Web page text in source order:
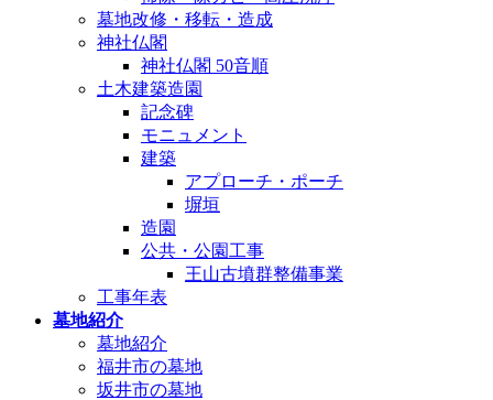
墓地改修・移転・造成
神社仏閣
神社仏閣 50音順
土木建築造園
記念碑
モニュメント
建築
アプローチ・ポーチ
塀垣
造園
公共・公園工事
王山古墳群整備事業
工事年表
墓地紹介
墓地紹介
福井市の墓地
坂井市の墓地